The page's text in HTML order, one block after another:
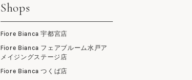
Shops
Fiore Bianca 宇都宮店
Fiore Bianca フェアブルーム水戸ア
メイジングステージ店
Fiore Bianca つくば店